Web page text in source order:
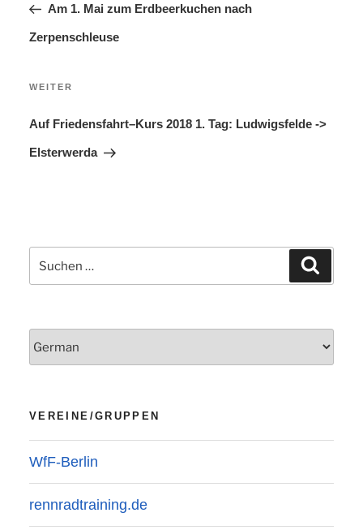
Am 1. Mai zum Erdbeerkuchen nach
Zerpenschleuse
Nächster
WEITER
Auf Friedensfahrt–Kurs 2018 1. Tag: Ludwigsfelde ->
Elsterwerda
Suchen
nach:
VEREINE/GRUPPEN
WfF-Berlin
rennradtraining.de